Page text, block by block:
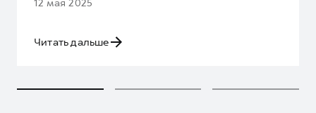
Читать дальше